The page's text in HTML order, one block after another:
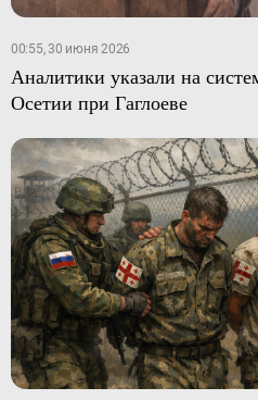
00:55, 30 июня 2026
Аналитики указали на
Осетии при Гаглоеве